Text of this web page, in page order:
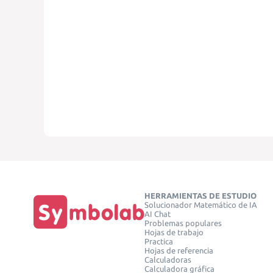
HERRAMIENTAS DE ESTUDIO
Solucionador Matemático de IA
AI Chat
Problemas populares
Hojas de trabajo
Practica
Hojas de referencia
Calculadoras
Calculadora gráfica